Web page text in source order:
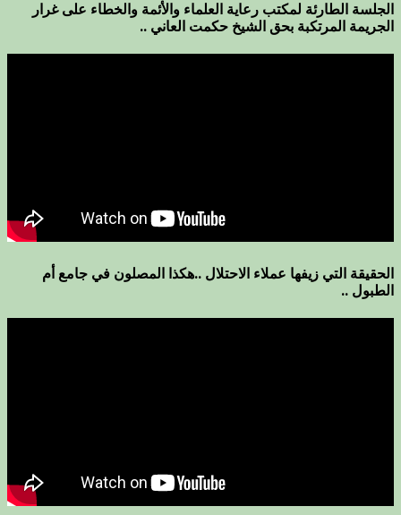
الجلسة الطارئة لمكتب رعاية العلماء والأئمة والخطاء على غرار
الجريمة المرتكبة بحق الشيخ حكمت العاني ..
الحقيقة التي زيفها عملاء الاحتلال ..هكذا المصلون في جامع أم
الطبول ..